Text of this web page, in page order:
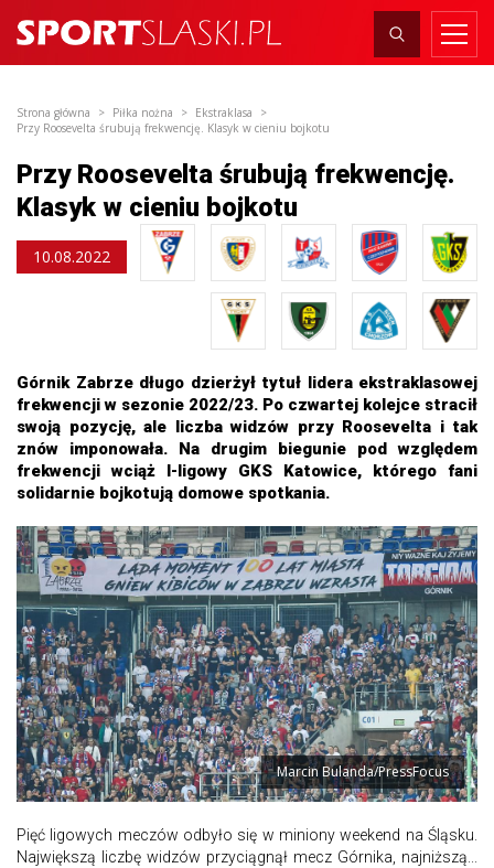
Strona główna Piłka nożna
Ekstraklasa
Przy Roosevelta śrubują frekwencję. Klasyk w cieniu bojkotu
Przy Roosevelta śrubują frekwencję.
Klasyk w cieniu bojkotu
10.08.2022
Górnik Zabrze długo dzierżył tytuł lidera ekstraklasowej
frekwencji w sezonie 2022/23. Po czwartej kolejce stracił
swoją pozycję, ale liczba widzów przy Roosevelta i tak
znów imponowała. Na drugim biegunie pod względem
frekwencji wciąż I-ligowy GKS Katowice, którego fani
solidarnie bojkotują domowe spotkania.
Marcin Bulanda/PressFocus
Pięć ligowych meczów odbyło się w miniony weekend na Śląsku.
Największą liczbę widzów przyciągnął mecz Górnika, najniższą...